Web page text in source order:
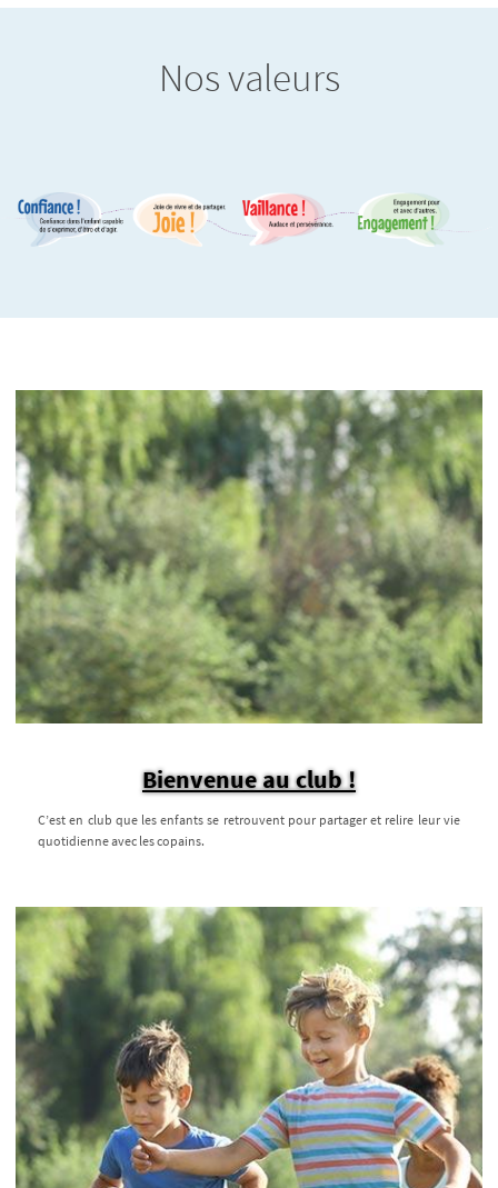
Nos valeurs
Bienvenue au club !
C’est en club que les enfants se retrouvent pour partager et relire leur vie
quotidienne avec les copains.